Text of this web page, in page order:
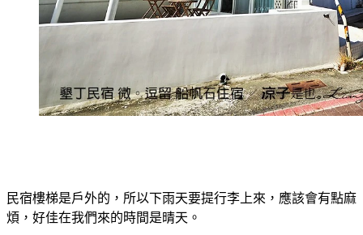
民宿樓梯是戶外的，所以下雨天要提行李上來，應該會有點麻
煩，好佳在我們來的時間是晴天。